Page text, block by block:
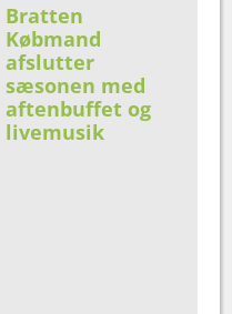
Bratten
Købmand
afslutter
sæsonen med
aftenbuffet og
livemusik